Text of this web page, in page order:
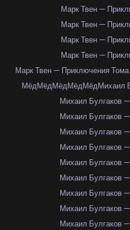
Марк Твен —
Марк Твен —
Марк Твен —
Марк Твен —
Марк Твен — Приключения
МёдМёдМёдМёдМёдМихаил
Михаил Булгаков
Михаил Булгаков
Михаил Булгаков
Михаил Булгаков
Михаил Булгаков
Михаил Булгаков
Михаил Булгаков
Михаил Булгаков
Михаил Булгаков